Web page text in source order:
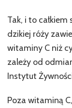
Tak, i to
dzikiej róży
witaminy C niż
zależy od
Instytut
Poza witaminą